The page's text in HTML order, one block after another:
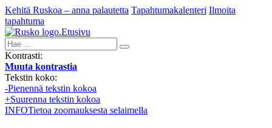
Kehitä Ruskoa – anna palautetta Tapahtumakalenteri Ilmoita
tapahtuma
Etusivu
Hae:
Kontrasti:
Muuta kontrastia
Tekstin koko:
-Pienennä tekstin kokoa
+Suurenna tekstin kokoa
INFOTietoa zoomauksesta selaimella